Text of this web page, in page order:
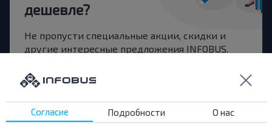
дешевле?
Не пропусти специальные акции, скидки и
другие интересные предложения INFOBUS.
путешествуй с нами дешевле!
Согласие Подробности О нас